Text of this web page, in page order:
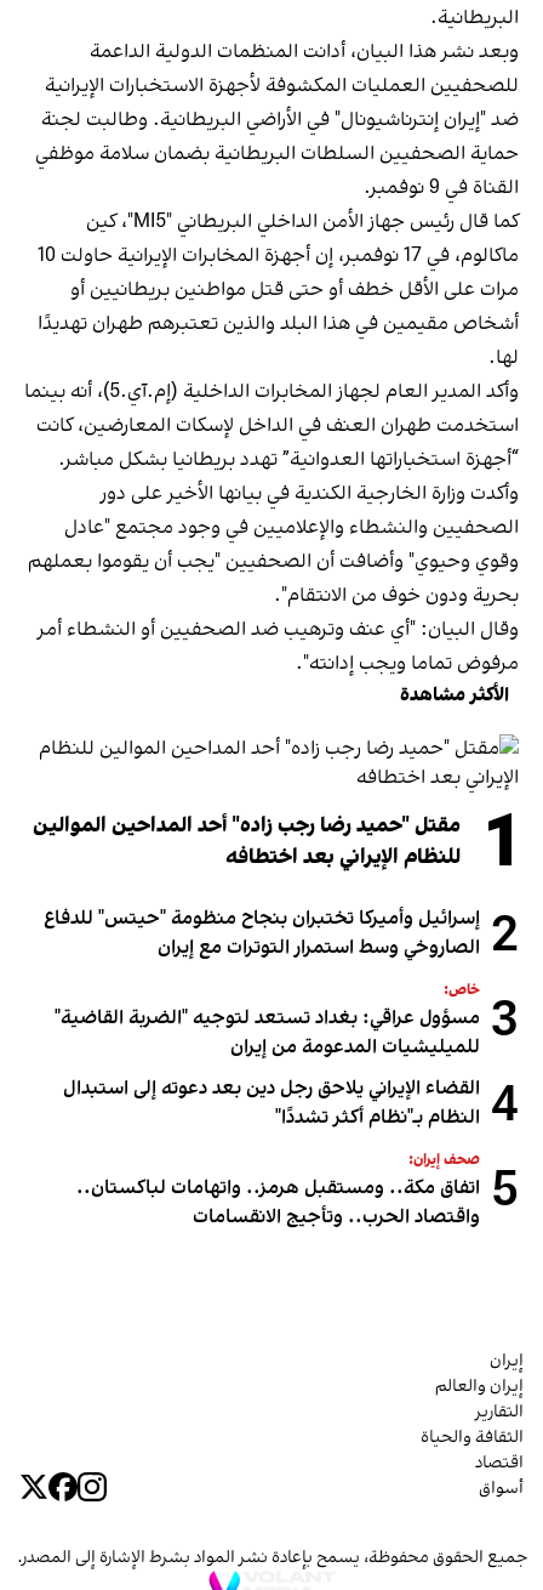
البريطانية.
وبعد نشر هذا البيان، أدانت المنظمات الدولية الداعمة
للصحفيين العمليات المكشوفة لأجهزة الاستخبارات الإيرانية
ضد "إيران إنترناشیونال" في الأراضي البريطانية. وطالبت لجنة
حماية الصحفيين السلطات البريطانية بضمان سلامة موظفي
القناة في 9 نوفمبر.
كما قال رئيس جهاز الأمن الداخلي البريطاني "MI5"، كين
ماكالوم، في 17 نوفمبر، إن أجهزة المخابرات الإيرانية حاولت 10
مرات على الأقل خطف أو حتى قتل مواطنين بريطانيين أو
أشخاص مقيمين في هذا البلد والذين تعتبرهم طهران تهديدًا
لها.
وأکد المدير العام لجهاز المخابرات الداخلية (إم.آي.5)، أنه بينما
استخدمت طهران العنف في الداخل لإسكات المعارضين، كانت
“أجهزة استخباراتها العدوانية” تهدد بريطانيا بشكل مباشر.
وأكدت وزارة الخارجية الكندية في بيانها الأخير على دور
الصحفيين والنشطاء والإعلاميين في وجود مجتمع "عادل
وقوي وحيوي" وأضافت أن الصحفيين "يجب أن يقوموا بعملهم
بحرية ودون خوف من الانتقام".
وقال البيان: "أي عنف وترهيب ضد الصحفيين أو النشطاء أمر
مرفوض تماما ويجب إدانته".
الأكثر مشاهدة
1
مقتل "حميد رضا رجب زاده" أحد المداحين الموالين
للنظام الإيراني بعد اختطافه
2 إسرائيل وأميركا تختبران بنجاح منظومة "حيتس" للدفاع
الصاروخي وسط استمرار التوترات مع إيران
3 خاص:
مسؤول عراقي: بغداد تستعد لتوجيه "الضربة القاضية"
للميليشيات المدعومة من إيران
4 القضاء الإيراني يلاحق رجل دين بعد دعوته إلى استبدال
النظام بـ"نظام أكثر تشددًا"
5 صحف إيران:
اتفاق مكة.. ومستقبل هرمز.. واتهامات لباكستان..
واقتصاد الحرب.. وتأجيج الانقسامات
إيران
إيران والعالم
التقارير
الثقافة والحياة
اقتصاد
أسواق
جميع الحقوق محفوظة، يسمح بإعادة نشر المواد بشرط الإشارة إلى المصدر.